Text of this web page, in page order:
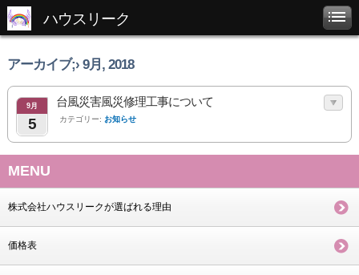
ハウスリーク
アーカイブ;› 9月, 2018
9月
5
台風災害風災修理工事について
カテゴリー: お知らせ
MENU
株式会社ハウスリークが選ばれる理由
価格表